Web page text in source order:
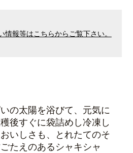
情報等はこちらからご覧下さい。
の太陽を浴びて、元気に
後すぐに袋詰めし冷凍し
いしさも、とれたてのそ
たえのあるシャキシャ